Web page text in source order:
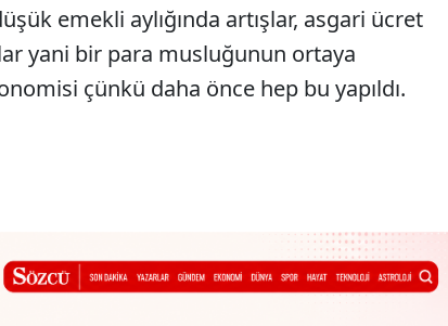
emekli aylığında artışlar, asgari ücret
yani bir para musluğunun ortaya
çünkü daha önce hep bu yapıldı.